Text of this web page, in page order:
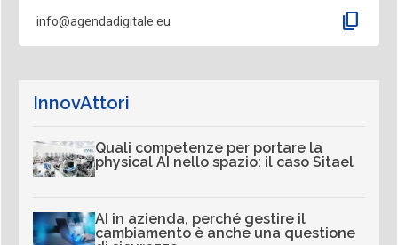
info@agendadigitale.eu content_copy
InnovAttori
Quali competenze per portare la
physical AI nello spazio: il caso Sitael
AI in azienda, perché gestire il
cambiamento è anche una questione